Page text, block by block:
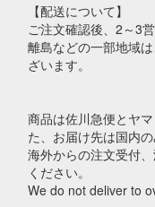
【配送について】
ご注文確認後、2～3
離島などの一部地域
ざいます。
商品は佐川急便とヤ
た、お届け先は国内
海外からの注文受付
ください。
We do not deliver to